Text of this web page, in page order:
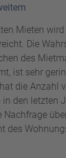
Mieten
Die
des
ist sehr
die Anzahl
den letzten
Nachfrage
des